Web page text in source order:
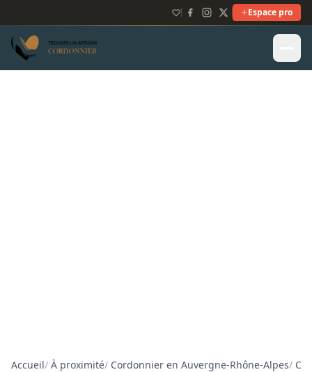
Espace pro
Accueil/ À proximité/ Cordonnier en Auvergne-Rhône-Alpes/